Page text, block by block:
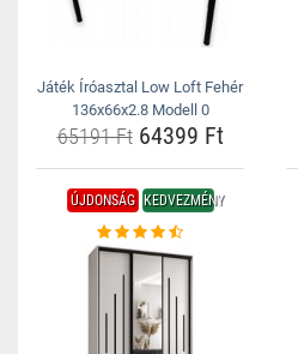
Játék Íróasztal Low Loft Fehér
136x66x2.8 Modell 0
65191 Ft64399 Ft
ÚJDONSÁG KEDVEZMÉNY